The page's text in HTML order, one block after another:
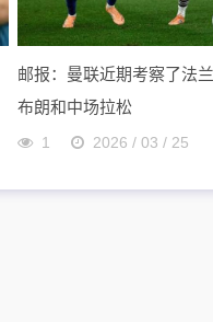
邮报：曼联近期考察了法
布朗和中场拉松
1 2026 / 03 / 25